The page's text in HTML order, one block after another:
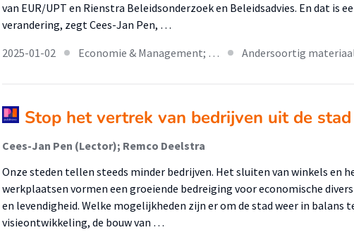
van EUR/UPT en Rienstra Beleidsonderzoek en Beleidsadvies. En dat is
verandering, zegt Cees-Jan Pen, …
2025-01-02
Economie & Management; … Andersoortig
Stop het vertrek van bedrijven uit de stad
Cees-Jan Pen (Lector); Remco Deelstra
Onze steden tellen steeds minder bedrijven. Het sluiten van winkels en
werkplaatsen vormen een groeiende bedreiging voor economische
en levendigheid. Welke mogelijkheden zijn er om de stad weer in balans
visieontwikkeling, de bouw van …